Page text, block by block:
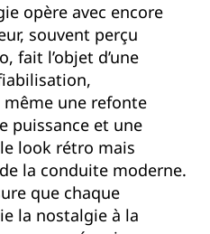
opère avec encore
souvent perçu
fait l’objet d’une
une refonte
puissance et une
look rétro mais
la conduite moderne.
que chaque
la nostalgie à la